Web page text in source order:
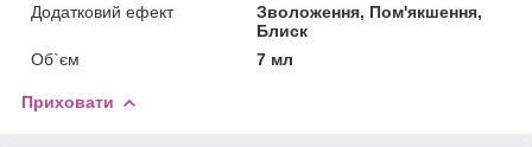
Додатковий ефект
Зволоження, Пом'якшення,
Блиск
Об`єм
7 мл
Приховати